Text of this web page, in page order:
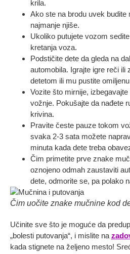
krila.
Ako ste na brodu uvek budite
najmanje njiše.
Ukoliko putujete vozom
kretanja voza.
Podstičite dete da gleda na
automobila. Igrajte igre reči ili
detetom ili mu pustite
Vozite što mirnije,
vožnje. Pokušajte da nađete
krivina.
Pravite česte pauze tokom
svaka 2-3 sata možete
minuta kada dete treba
Čim primetite prve znake
oznojeno odmah zaustaviti
dete, odmorite se, pa polako
Čim uočite znake mučnine kod
Učinite sve što je moguće da
„bolesti putovanja“, i mislite na
kada stignete na željeno mesto!